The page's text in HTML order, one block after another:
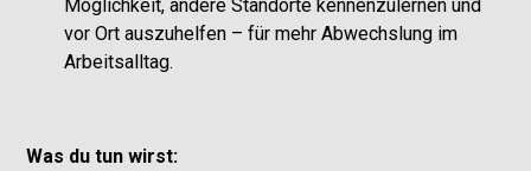
Möglichkeit, andere Standorte kennenzulernen und
vor Ort auszuhelfen – für mehr Abwechslung im
Arbeitsalltag.
Was du tun wirst: